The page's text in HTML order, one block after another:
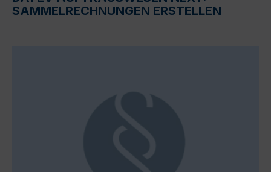
SAMMELRECHNUNGEN ERSTELLEN